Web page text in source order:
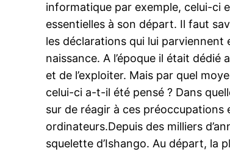
informatique par exemple, celui-ci
essentielles à son départ. Il faut
les déclarations qui lui parviennent
naissance. A l’époque il était
et de l’exploiter. Mais par quel
celui-ci a-t-il été pensé ? Dans
sur de réagir à ces préoccupations
ordinateurs.Depuis des milliers
squelette d’Ishango. Au départ, la